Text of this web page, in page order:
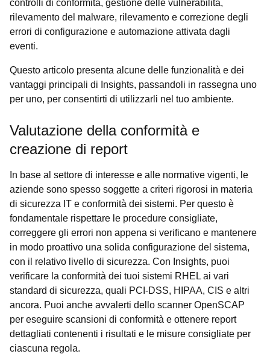
controlli di conformità, gestione delle vulnerabilità,
rilevamento del malware, rilevamento e correzione degli
errori di configurazione e automazione attivata dagli
eventi.
Questo articolo presenta alcune delle funzionalità e dei
vantaggi principali di Insights, passandoli in rassegna uno
per uno, per consentirti di utilizzarli nel tuo ambiente.
Valutazione della conformità e
creazione di report
In base al settore di interesse e alle normative vigenti, le
aziende sono spesso soggette a criteri rigorosi in materia
di sicurezza IT e conformità dei sistemi. Per questo è
fondamentale rispettare le procedure consigliate,
correggere gli errori non appena si verificano e mantenere
in modo proattivo una solida configurazione del sistema,
con il relativo livello di sicurezza. Con Insights, puoi
verificare la conformità dei tuoi sistemi RHEL ai vari
standard di sicurezza, quali PCI-DSS, HIPAA, CIS e altri
ancora. Puoi anche avvalerti dello scanner OpenSCAP
per eseguire scansioni di conformità e ottenere report
dettagliati contenenti i risultati e le misure consigliate per
ciascuna regola.